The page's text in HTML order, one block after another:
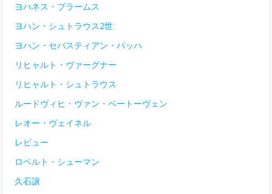
ヨハネス・ブラームス
ヨハン・シュトラウス2世
ヨハン・セバスティアン・バッハ
リヒャルト・ヴァーグナー
リヒャルト・シュトラウス
ルードヴィヒ・ヴァン・ベートーヴェン
レオー・ヴェイネル
レビュー
ロベルト・シューマン
久石譲